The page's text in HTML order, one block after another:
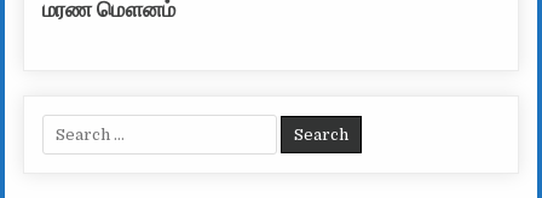
மரண மௌனம்
Search for: